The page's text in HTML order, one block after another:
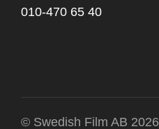
010-470 65 40
© Swedish Film AB 2026